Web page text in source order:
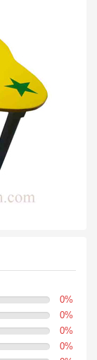
0%
0%
0%
0%